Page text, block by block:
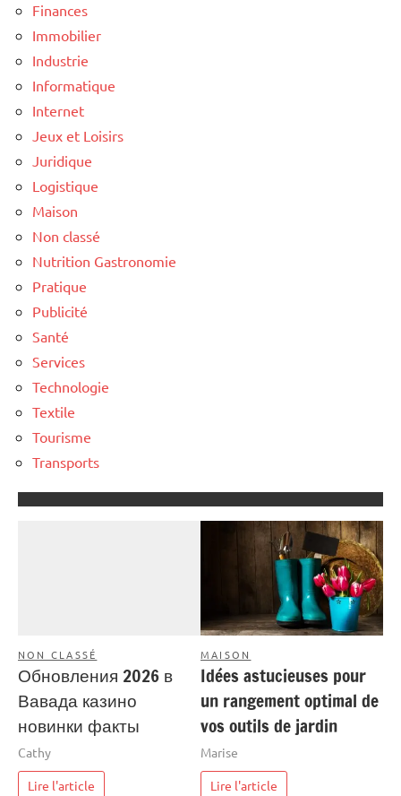
Finances
Immobilier
Industrie
Informatique
Internet
Jeux et Loisirs
Juridique
Logistique
Maison
Non classé
Nutrition Gastronomie
Pratique
Publicité
Santé
Services
Technologie
Textile
Tourisme
Transports
NON CLASSÉ
Обновления 2026 в
Вавада казино
новинки факты
Cathy
Lire l'article
MAISON
Idées astucieuses pour
un rangement optimal de
vos outils de jardin
Marise
Lire l'article